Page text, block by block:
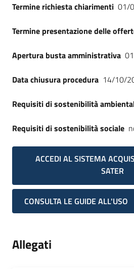
Termine richiesta chiarimenti 01/
Termine presentazione delle
Apertura busta amministrativa
Data chiusura procedura 14/10/
Requisiti di sostenibilità
Requisiti di sostenibilità sociale
ACCEDI AL SISTEMA
SATER
CONSULTA LE GUIDE ALL'USO
Allegati